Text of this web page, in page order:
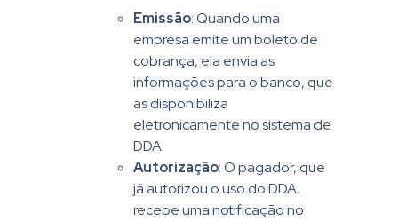
Emissão: Quando uma
empresa emite um boleto de
cobrança, ela envia as
informações para o banco, que
as disponibiliza
eletronicamente no sistema de
DDA.
Autorização: O pagador, que
já autorizou o uso do DDA,
recebe uma notificação no